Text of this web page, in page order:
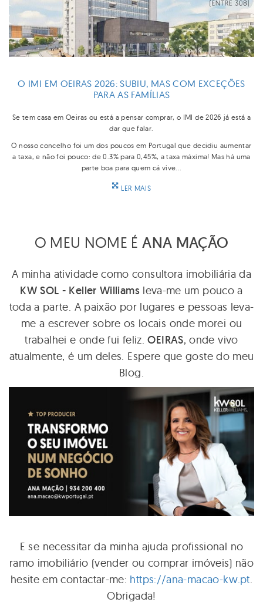
O IMI EM OEIRAS 2026: SUBIU, MAS COM EXCEÇÕES
PARA AS FAMÍLIAS
Se tem casa em Oeiras ou está a pensar comprar, o IMI de 2026 já está a
dar que falar.
O nosso concelho foi um dos poucos em Portugal que decidiu aumentar
a taxa, e não foi pouco: de 0.3% para 0,45%, a taxa máxima! Mas há uma
parte boa para quem cá vive...
LER MAIS
O MEU NOME ÉANA MAÇÃO
A minha atividade como consultora imobiliária da
KW SOL - Keller Williamsleva-me um pouco a
toda a parte. A paixão por lugares e pessoas leva-
me a escrever sobre os locais onde morei ou
trabalhei e onde fui feliz.OEIRAS, onde vivo
atualmente, é um deles. Espere que goste do meu
Blog.
E se necessitar da minha ajuda profissional no
ramo imobiliário (vender ou comprar imóveis) não
hesite em contactar-me: https://ana-macao-kw.pt.
Obrigada!